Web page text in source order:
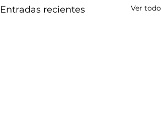
Entradas recientes Ver todo